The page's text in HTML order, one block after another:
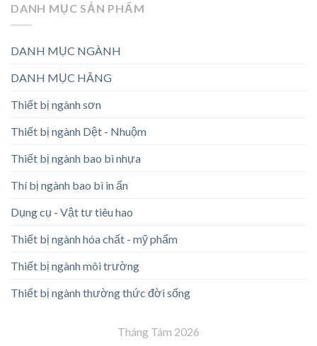
DANH MỤC SẢN PHẨM
DANH MỤC NGÀNH
DANH MỤC HÃNG
Thiết bị ngành sơn
Thiết bị ngành Dệt - Nhuộm
Thiết bị ngành bao bì nhựa
Thí bị ngành bao bì in ấn
Dụng cụ - Vật tư tiêu hao
Thiết bị ngành hóa chất - mỹ phẩm
Thiết bị ngành môi trường
Thiết bị ngành thường thức đời sống
Tháng Tám 2026